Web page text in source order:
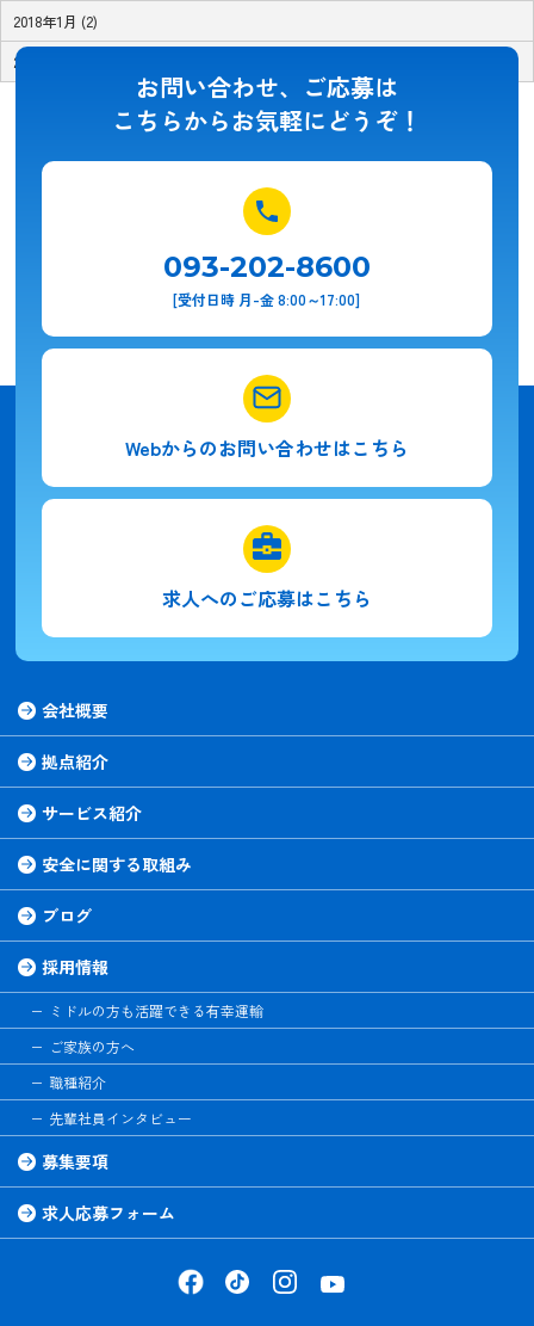
2018年1月 (2)
2017年11月 (1)
お問い合わせ、ご応募は
こちらからお気軽にどうぞ！
093-202-8600
[受付日時 月-金 8:00～17:00]
Webからのお問い合わせはこちら
求人へのご応募はこちら
会社概要
拠点紹介
サービス紹介
安全に関する取組み
ブログ
採用情報
ミドルの方も活躍できる有幸運輸
ご家族の方へ
職種紹介
先輩社員インタビュー
募集要項
求人応募フォーム